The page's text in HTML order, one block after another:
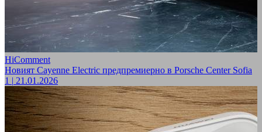
HiComment
Новият Cayenne Electric предпремиерно в Porsche Center Sofia
1 | 21.01.2026